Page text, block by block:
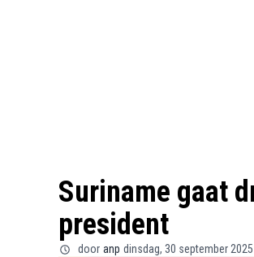
Suriname gaat
president
door anp dinsdag, 30 september